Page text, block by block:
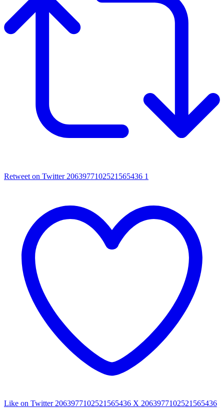
Retweet on Twitter 2063977102521565436 1
Like on Twitter 2063977102521565436 X 2063977102521565436